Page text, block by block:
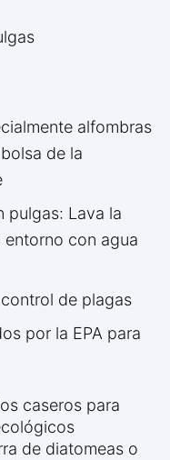
alfombras
de la
pulgas: Lava la
con agua
de plagas
por la EPA para
caseros para
de diatomeas o